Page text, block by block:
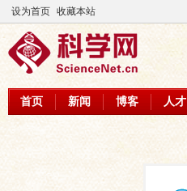
设为首页 收藏本站
首页 新闻 博客 人才